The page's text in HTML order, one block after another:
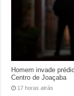
Homem invade
Centro de Joaçaba
17 horas atrás